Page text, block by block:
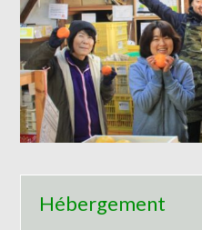
Hébergement